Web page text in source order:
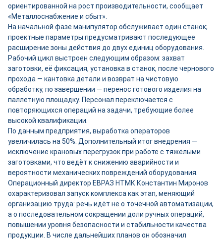
ориентированной на рост производительности, сообщает
«Металлоснабжение и сбыт».
На начальной фазе манипулятор обслуживает один станок;
проектные параметры предусматривают последующее
расширение зоны действия до двух единиц оборудования.
Рабочий цикл выстроен следующим образом: захват
заготовки, её фиксация, установка в станок, после чернового
прохода — кантовка детали и возврат на чистовую
обработку, по завершении — перенос готового изделия на
паллетную площадку. Персонал переключается с
повторяющихся операций на задачи, требующие более
высокой квалификации.
По данным предприятия, выработка операторов
увеличилась на 50%. Дополнительный итог внедрения —
исключение крановых перегрузок при работе с тяжёлыми
заготовками, что ведёт к снижению аварийности и
вероятности механических повреждений оборудования.
Операционный директор ЕВРАЗ НТМК Константин Миронов
охарактеризовал запуск комплекса как этап, меняющий
организацию труда: речь идёт не о точечной автоматизации,
а о последовательном сокращении доли ручных операций,
повышении уровня безопасности и стабильности качества
продукции. В числе дальнейших планов он обозначил